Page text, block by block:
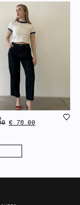
€ 78.00